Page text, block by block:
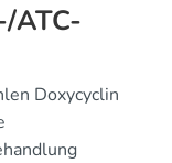
ATC-
Doxycyclin